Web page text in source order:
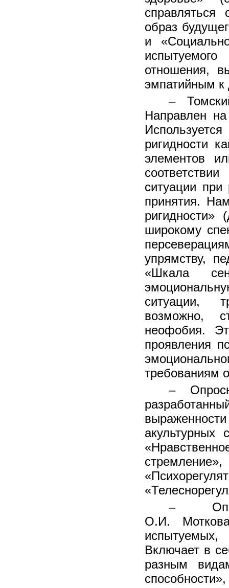
справляться
образ
и
отношения,
эмпатийным
–
Направлен на
ригидности
элементов
ситуации при
принятия.
ригидности»
широкому
упрямству,
«Шкала
ситуации,
возможно,
неофобия.
проявления
требованиям
–
–
О.И.
Включает в
разным